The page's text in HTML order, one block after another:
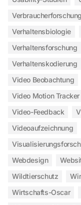
Verbraucherforschung
Verhaltensbiologie
Verhaltensforschung
Verhaltenskodierung
Video Beobachtung
Video Motion Tracker
Video-Feedback
Videoaufzeichnung
Webdesign
Wildtierschutz
Wirtschafts-Oscar